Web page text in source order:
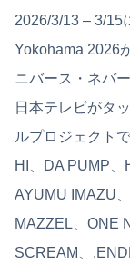
2026/3/13 – 3/15
Yokohama 2026
ニバース・ネバ
日本テレビがタ
ルプロジェクト
HI、DA PUMP、
AYUMU IMAZU
MAZZEL、ONE
SCREAM、